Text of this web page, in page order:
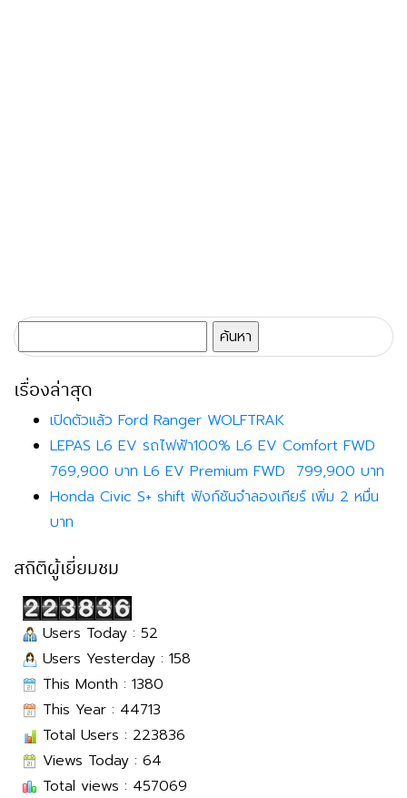
สำหรับ:
เรื่องล่าสุด
เปิดตัวแล้ว Ford Ranger WOLFTRAK
LEPAS L6 EV รถไฟฟ้า100% L6 EV Comfort FWD
769,900 บาท L6 EV Premium FWD 799,900 บาท
Honda Civic S+ shift ฟังก์ชันจำลองเกียร์ เพิ่ม 2 หมื่น
บาท
สถิติผู้เยี่ยมชม
Users Today : 52
Users Yesterday : 158
This Month : 1380
This Year : 44713
Total Users : 223836
Views Today : 64
Total views : 457069